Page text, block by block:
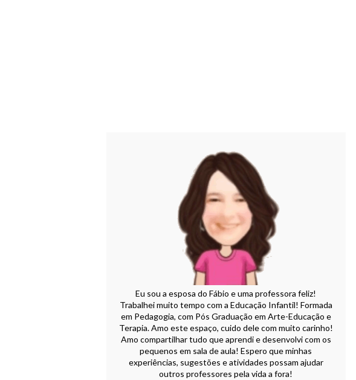
Eu sou a esposa do Fábio e uma professora feliz!
Trabalhei muito tempo com a Educação Infantil! Formada
em Pedagogia, com Pós Graduação em Arte-Educação e
Terapia. Amo este espaço, cuido dele com muito carinho!
Amo compartilhar tudo que aprendi e desenvolvi com os
pequenos em sala de aula! Espero que minhas
experiências, sugestões e atividades possam ajudar
outros professores pela vida a fora!